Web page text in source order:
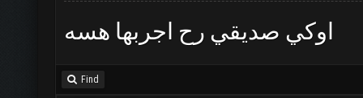
اوكي صديقي رح اجربها هسه
Find